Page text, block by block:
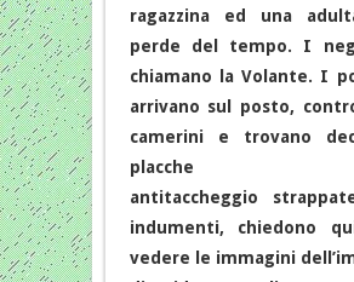
ragazzina ed una
perde del tempo. I
chiamano la Volante. I
arrivano sul posto,
camerini e trovano
placche
antitaccheggio
indumenti, chiedono
vedere le immagini